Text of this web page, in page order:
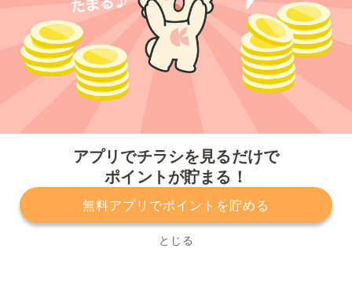
アプリでチラシを見るだけで
ポイントが貯まる！
無料アプリでポイントを貯める
とじる
プライバシーポリシー 利用規約
運営会社
サービスに関してのお問い合わせ